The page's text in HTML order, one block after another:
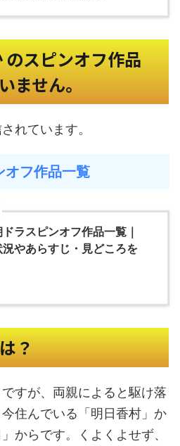
のスピンオフ作品
ません。
れています。
オフ作品一覧
ラスピンオフ作品一覧｜
やあらすじ・見どころを
？
すが、両親によると駆け落
住んでいる「明日香村」か
からです。くよくよせず、